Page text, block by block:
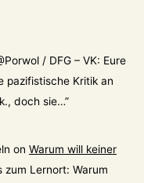
/ DFG – VK: Eure
pazifistische Kritik an
doch sie…”
on Warum will keiner
zum Lernort: Warum